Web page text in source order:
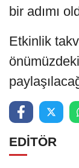
bir adımı
Etkinlik
EDİTÖR